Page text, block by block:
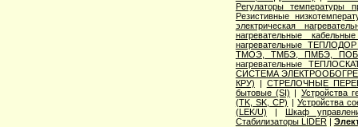
Регулаторы температуры
Резистивные
электрическая
нагревательные
нагревательные
ТМОЭ, ТМБЭ, ПМБЭ,
нагревательные
СИСТЕМА
КРУ) | СТРЕЛОЧНЫЕ
бытовые (SI) | Устройства
(TK, SK, СР) | Устройства
(LEK/U) |Шкаф
Стабилизаторы LIDER|